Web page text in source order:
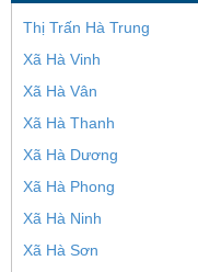
Thị Trấn Hà Trung
Xã Hà Vinh
Xã Hà Vân
Xã Hà Thanh
Xã Hà Dương
Xã Hà Phong
Xã Hà Ninh
Xã Hà Sơn